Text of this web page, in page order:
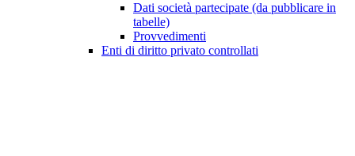
Dati società partecipate (da pubblicare in
tabelle)
Provvedimenti
Enti di diritto privato controllati